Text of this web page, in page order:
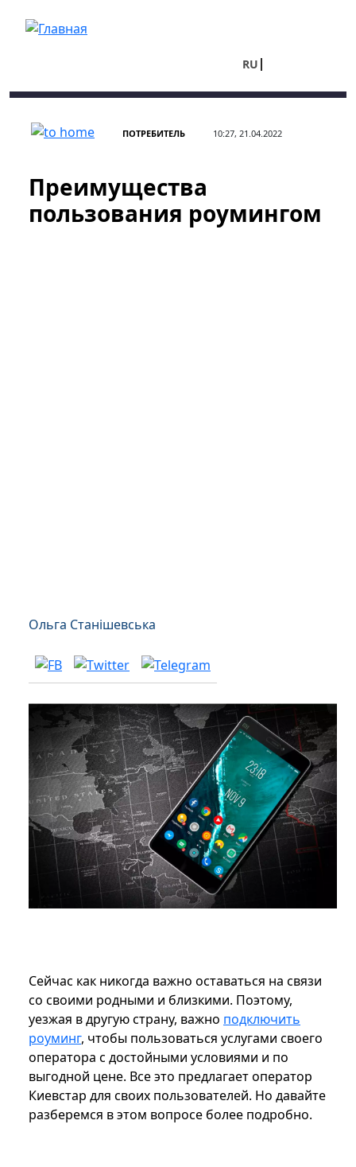
RU
ПОТРЕБИТЕЛЬ 10:27, 21.04.2022
Преимущества
пользования роумингом
Ольга Станішевська
Сейчас как никогда важно оставаться на связи
со своими родными и близкими. Поэтому,
уезжая в другую страну, важно подключить
роуминг, чтобы пользоваться услугами своего
оператора с достойными условиями и по
выгодной цене. Все это предлагает оператор
Киевстар для своих пользователей. Но давайте
разберемся в этом вопросе более подробно.